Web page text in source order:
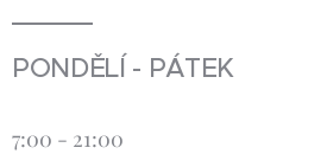
PONDĚLÍ - PÁTEK
7:00 - 21:00